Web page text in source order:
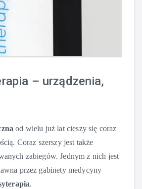
– urządzenia,
od wielu już lat cieszy się coraz
Coraz szerszy jest także
zabiegów. Jednym z nich jest
przez gabinety medycyny
.